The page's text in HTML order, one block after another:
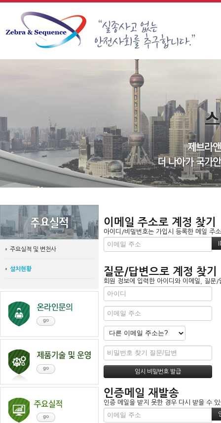
주요실적 및 변천사
설치현황
이메일 주소로 계정 찾기
아이디/비밀번호는 가입시 등록한 메일 주
질문/답변으로 계정 찾기
회원 정보에 입력한 아이디와 이메일, 질문
인증메일 재발송
인증 메일을 받지 못한 경우 다시 받을 수